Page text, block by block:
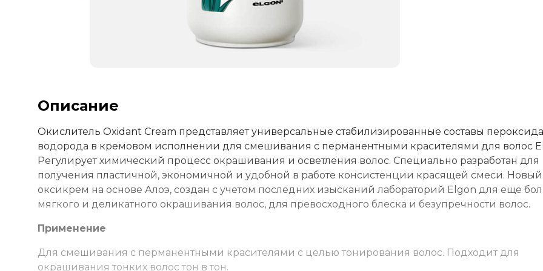
Описание
Окислитель Oxidant Cream представляет универсальные стабилизированные составы пероксида
водорода в кремовом исполнении для смешивания с перманентными красителями для волос
Регулирует химический процесс окрашивания и осветления волос. Специально разработан для
получения пластичной, экономичной и удобной в работе консистенции красящей смеси. Новый
оксикрем на основе Алоэ, создан с учетом последних изысканий лабораторий Elgon для еще
мягкого и деликатного окрашивания волос, для превосходного блеска и безупречности волос.
Применение
Для смешивания с перманентными красителями с целью тонирования волос. Подходит для
окрашивания тонких волос тон в тон.